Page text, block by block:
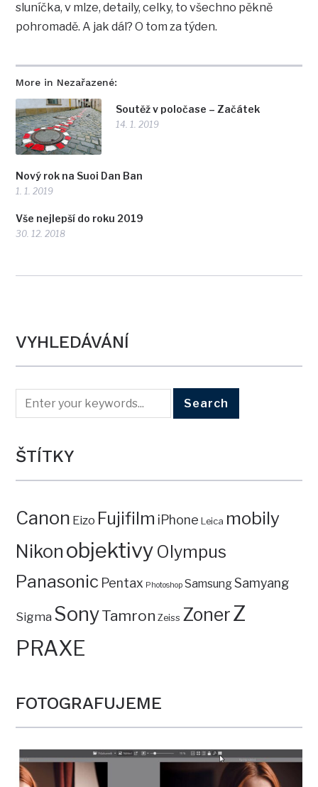
More in Nezařazené:
Soutěž v poločase – Začátek
14. 1. 2019
Nový rok na Suoi Dan Ban
1. 1. 2019
Vše nejlepší do roku 2019
30. 12. 2018
sluníčka, v mlze, detaily, celky, to všechno pěkně
pohromadě. A jak dál? O tom za týden.
VYHLEDÁVÁNÍ
ŠTÍTKY
Canon Eizo Fujifilm iPhone Leica mobily
Nikon objektivy Olympus
Panasonic Pentax Photoshop SamsungSamyang
Sigma SonyTamron Zeiss ZonerZ
PRAXE
FOTOGRAFUJEME